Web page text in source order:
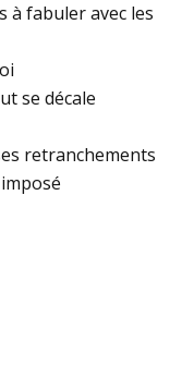
à fabuler avec les
se décale
retranchements